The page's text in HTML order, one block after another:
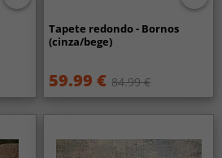
Tapete redondo - Bornos
(cinza/bege)
59.99 € 84.99 €